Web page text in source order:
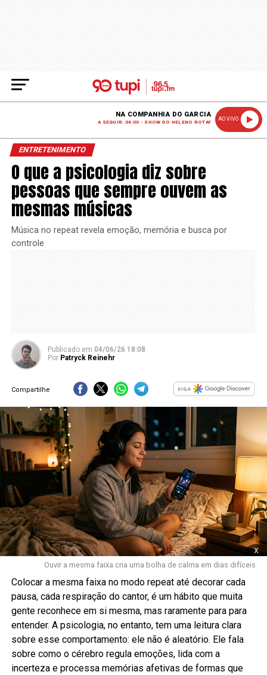
NA COMPANHIA DO GARCIA
A SEGUIR: 04:00 - SHOW DO HELENO ROTAY
AO VIVO
ENTRETENIMENTO
O que a psicologia diz sobre
pessoas que sempre ouvem as
mesmas músicas
Música no repeat revela emoção, memória e busca por
controle
Publicado em 04/06/26 18:08
Por Patryck Reinehr
Compartilhe
x
Ouvir a mesma faixa cria uma bolha de calma em dias difíceis
Colocar a mesma faixa no modo repeat até decorar cada
pausa, cada respiração do cantor, é um hábito que muita
gente reconhece em si mesma, mas raramente para para
entender. A psicologia, no entanto, tem uma leitura clara
sobre esse comportamento: ele não é aleatório. Ele fala
sobre como o cérebro regula emoções, lida com a
incerteza e processa memórias afetivas de formas que